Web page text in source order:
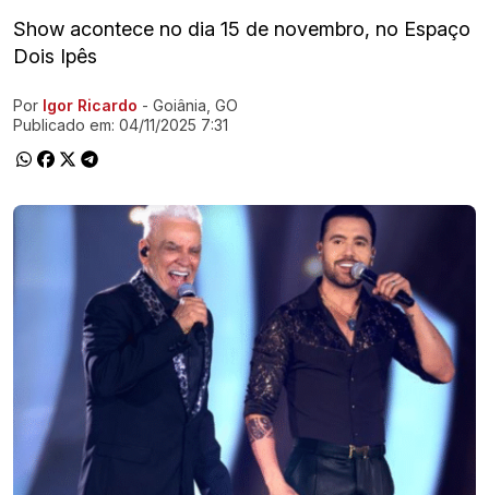
Show acontece no dia 15 de novembro, no Espaço
Dois Ipês
Ir direto pra matéria
Por Igor Ricardo - Goiânia, GO
Publicado em: 04/11/2025 7:31